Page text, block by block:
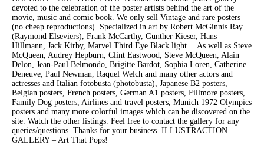
devoted to the celebration of the poster artists behind the art of the
movie, music and comic book. We only sell Vintage and rare posters
(no cheap reproductions). Specialized in art by Robert McGinnis Ray
(Raymond Elseviers), Frank McCarthy, Gunther Kieser, Hans
Hillmann, Jack Kirby, Marvel Third Eye Black light… As well as Steve
McQueen, Audrey Hepburn, Clint Eastwood, Steve McQueen, Alain
Delon, Jean-Paul Belmondo, Brigitte Bardot, Sophia Loren, Catherine
Deneuve, Paul Newman, Raquel Welch and many other actors and
actresses and Italian fotobusta (photobusta), Japanese B2 posters,
Belgian posters, French posters, German A1 posters, Fillmore posters,
Family Dog posters, Airlines and travel posters, Munich 1972 Olympics
posters and many more colorful images which can be discovered on the
site. Watch the other listings. Feel free to contact the gallery for any
queries/questions. Thanks for your business. ILLUSTRACTION
GALLERY – Art That Pops!